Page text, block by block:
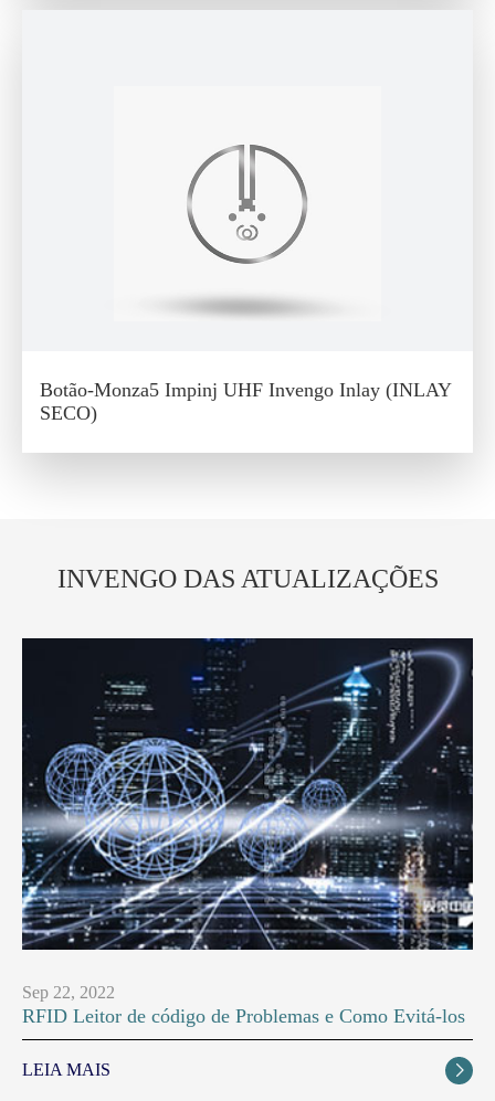
Botão-Monza5 Impinj UHF Invengo Inlay (INLAY
SECO)
INVENGO DAS ATUALIZAÇÕES
Sep 22, 2022
RFID Leitor de código de Problemas e Como Evitá-los
LEIA MAIS 